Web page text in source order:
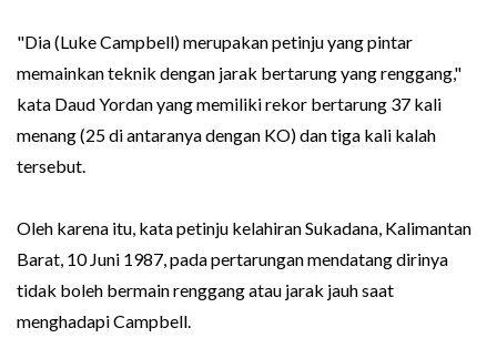
"Dia (Luke Campbell) merupakan petinju yang pintar
memainkan teknik dengan jarak bertarung yang renggang,"
kata Daud Yordan yang memiliki rekor bertarung 37 kali
menang (25 di antaranya dengan KO) dan tiga kali kalah
tersebut.
Oleh karena itu, kata petinju kelahiran Sukadana, Kalimantan
Barat, 10 Juni 1987, pada pertarungan mendatang dirinya
tidak boleh bermain renggang atau jarak jauh saat
menghadapi Campbell.